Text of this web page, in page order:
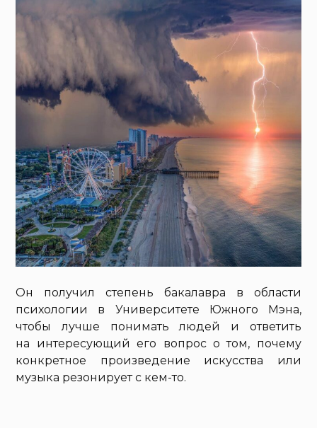
Он получил степень бакалавра в области
психологии в Университете Южного Мэна,
чтобы лучше понимать людей и ответить
на интересующий его вопрос о том, почему
конкретное произведение искусства или
музыка резонирует с кем-то.